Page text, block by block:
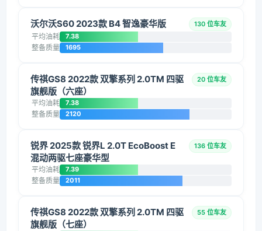
沃尔沃S60 2023款 B4 智逸豪华版 130 位车友
平均油耗 7.38
整备质量 1695
传祺GS8 2022款 双擎系列 2.0TM 四驱
旗舰版（六座）
20 位车友
平均油耗 7.38
整备质量 2120
锐界 2025款 锐界L 2.0T EcoBoost E
混动两驱七座豪华型
136 位车友
平均油耗 7.39
整备质量 2011
传祺GS8 2022款 双擎系列 2.0TM 四驱
旗舰版（七座）
55 位车友